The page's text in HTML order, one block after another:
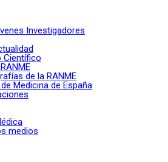
Investigadores
Científico
de la RANME
Medicina de España
medios